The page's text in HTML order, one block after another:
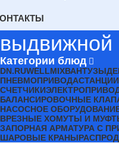
выдвижной
Категории блюд
DN.RUWELLMIXВАНТУЗЫ
ПНЕВМОПРИВОДА
СЧЕТЧИКИ
БАЛАНСИРОВОЧНЫЕ
НАСОСНОЕ
ВРЕЗНЫЕ ХОМУТЫ И
ЗАПОРНАЯ АРМАТУРА С
ШАРОВЫЕ КРАНЫ